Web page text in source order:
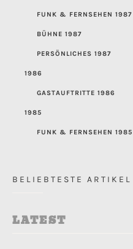
FUNK & FERNSEHEN 1987
BÜHNE 1987
PERSÖNLICHES 1987
1986
GASTAUFTRITTE 1986
1985
FUNK & FERNSEHEN 1985
BELIEBTESTE ARTIKEL
LATEST